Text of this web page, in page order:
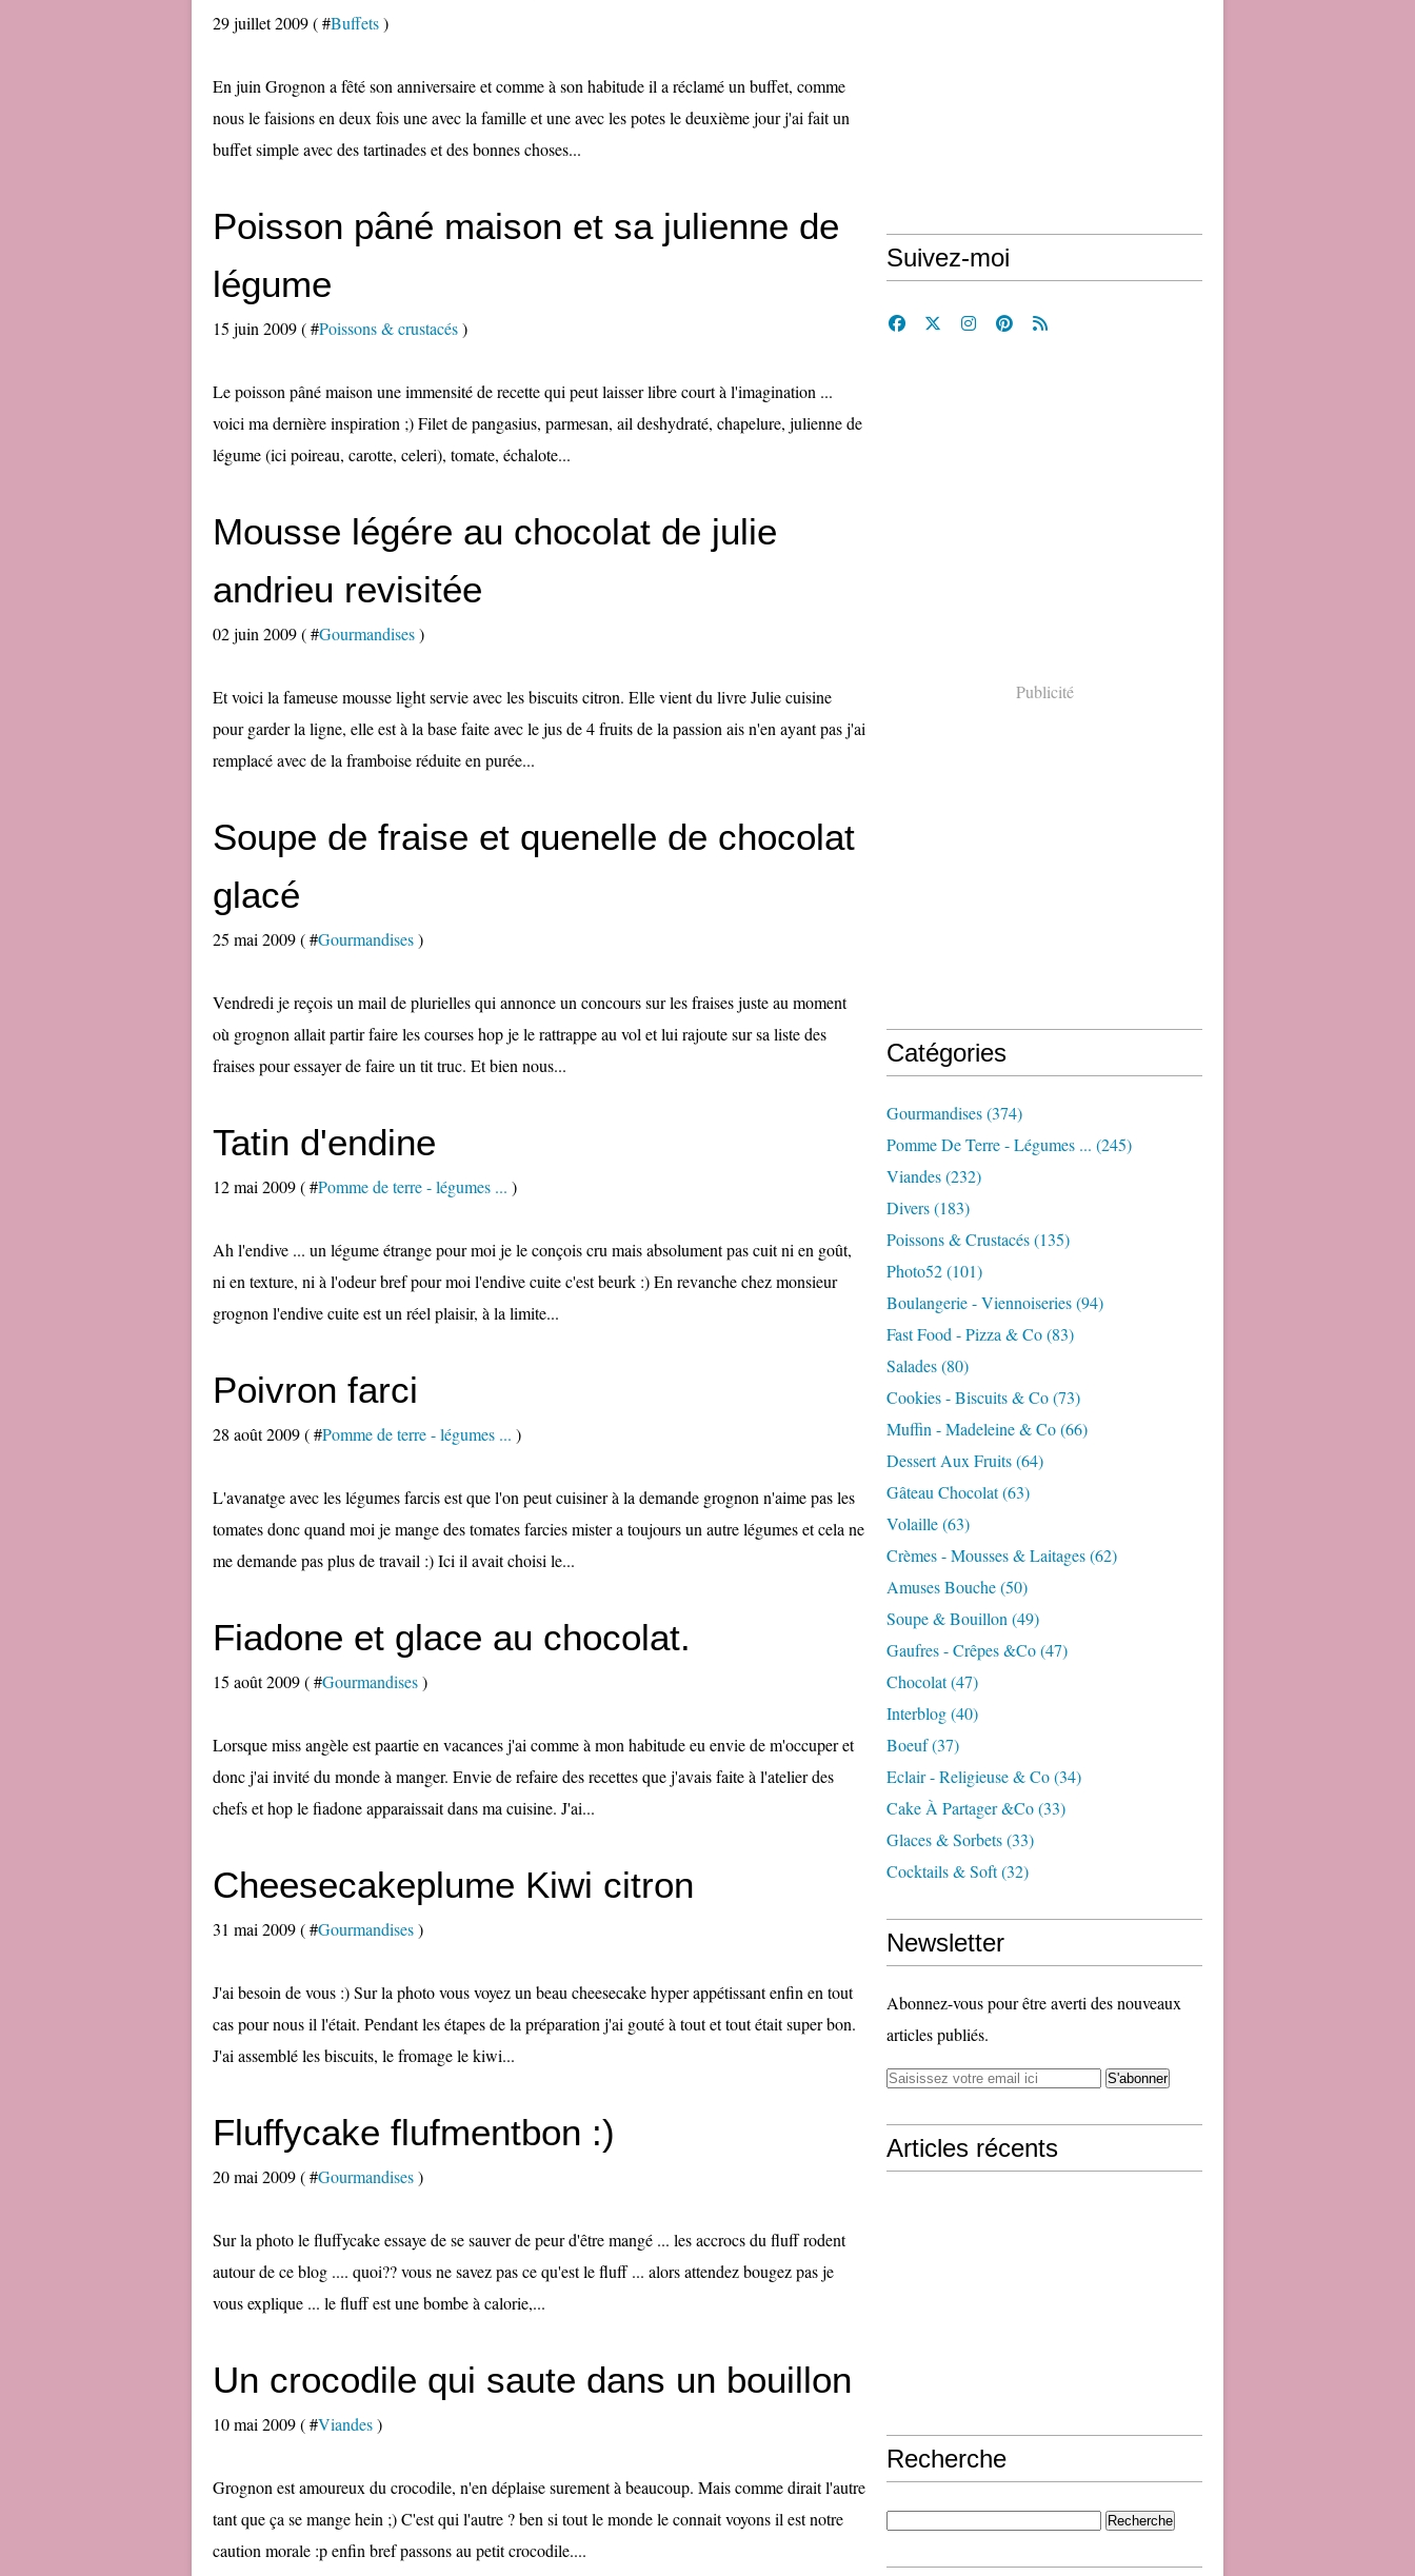
29 juillet 2009 ( #Buffets)
En juin Grognon a fêté son anniversaire et comme à son habitude il a réclamé un buffet, comme
nous le faisions en deux fois une avec la famille et une avec les potes le deuxième jour j'ai fait un
buffet simple avec des tartinades et des bonnes choses...
Poisson pâné maison et sa julienne de
légume
15 juin 2009 ( #Poissons & crustacés)
Le poisson pâné maison une immensité de recette qui peut laisser libre court à l'imagination ...
voici ma dernière inspiration ;) Filet de pangasius, parmesan, ail deshydraté, chapelure, julienne de
légume (ici poireau, carotte, celeri), tomate, échalote...
Mousse légére au chocolat de julie
andrieu revisitée
02 juin 2009 ( #Gourmandises)
Et voici la fameuse mousse light servie avec les biscuits citron. Elle vient du livre Julie cuisine
pour garder la ligne, elle est à la base faite avec le jus de 4 fruits de la passion ais n'en ayant pas j'ai
remplacé avec de la framboise réduite en purée...
Soupe de fraise et quenelle de chocolat
glacé
25 mai 2009 ( #Gourmandises)
Vendredi je reçois un mail de plurielles qui annonce un concours sur les fraises juste au moment
où grognon allait partir faire les courses hop je le rattrappe au vol et lui rajoute sur sa liste des
fraises pour essayer de faire un tit truc. Et bien nous...
Tatin d'endine
12 mai 2009 ( #Pomme de terre - légumes ... )
Ah l'endive ... un légume étrange pour moi je le conçois cru mais absolument pas cuit ni en goût,
ni en texture, ni à l'odeur bref pour moi l'endive cuite c'est beurk :) En revanche chez monsieur
grognon l'endive cuite est un réel plaisir, à la limite...
Poivron farci
28 août 2009 ( #Pomme de terre - légumes ... )
L'avanatge avec les légumes farcis est que l'on peut cuisiner à la demande grognon n'aime pas les
tomates donc quand moi je mange des tomates farcies mister a toujours un autre légumes et cela ne
me demande pas plus de travail :) Ici il avait choisi le...
Fiadone et glace au chocolat.
15 août 2009 ( #Gourmandises)
Lorsque miss angèle est paartie en vacances j'ai comme à mon habitude eu envie de m'occuper et
donc j'ai invité du monde à manger. Envie de refaire des recettes que j'avais faite à l'atelier des
chefs et hop le fiadone apparaissait dans ma cuisine. J'ai...
Cheesecakeplume Kiwi citron
31 mai 2009 ( #Gourmandises)
J'ai besoin de vous :) Sur la photo vous voyez un beau cheesecake hyper appétissant enfin en tout
cas pour nous il l'était. Pendant les étapes de la préparation j'ai gouté à tout et tout était super bon.
J'ai assemblé les biscuits, le fromage le kiwi...
Fluffycake flufmentbon :)
20 mai 2009 ( #Gourmandises)
Sur la photo le fluffycake essaye de se sauver de peur d'être mangé ... les accrocs du fluff rodent
autour de ce blog .... quoi?? vous ne savez pas ce qu'est le fluff ... alors attendez bougez pas je
vous explique ... le fluff est une bombe à calorie,...
Un crocodile qui saute dans un bouillon
10 mai 2009 ( #Viandes)
Grognon est amoureux du crocodile, n'en déplaise surement à beaucoup. Mais comme dirait l'autre
tant que ça se mange hein ;) C'est qui l'autre ? ben si tout le monde le connait voyons il est notre
caution morale :p enfin bref passons au petit crocodile....
Suivez-moi
Publicité
Catégories
Gourmandises(374)
Pomme De Terre - Légumes ... (245)
Viandes(232)
Divers(183)
Poissons & Crustacés(135)
Photo52(101)
Boulangerie - Viennoiseries(94)
Fast Food - Pizza & Co(83)
Salades(80)
Cookies - Biscuits & Co(73)
Muffin - Madeleine & Co(66)
Dessert Aux Fruits(64)
Gâteau Chocolat(63)
Volaille(63)
Crèmes - Mousses & Laitages(62)
Amuses Bouche(50)
Soupe & Bouillon (49)
Gaufres - Crêpes &co(47)
Chocolat(47)
Interblog(40)
Boeuf(37)
Eclair - Religieuse & Co(34)
Cake À Partager &co(33)
Glaces & Sorbets(33)
Cocktails & Soft(32)
Newsletter
Abonnez-vous pour être averti des nouveaux
articles publiés.
Articles récents
Recherche